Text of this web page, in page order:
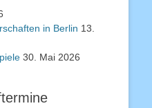
in Berlin 13.
30. Mai 2026